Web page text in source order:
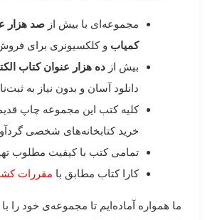
مجموعه‌ای با بیش از صد هزار
کمیاب و کلکسیونری برای
بیش از ده هزار عنوان کتاب
دانلود آسان و بدون نیاز به
کلیه کتب این مجموعه چاپ
خرید کتابخانه‌های شخصی
تمامی کتب با کیفیت مطلوب
کارا کتاب مطابق با مقررات
ما همواره آماده‌ایم تا مجموعه‌ی خود را با